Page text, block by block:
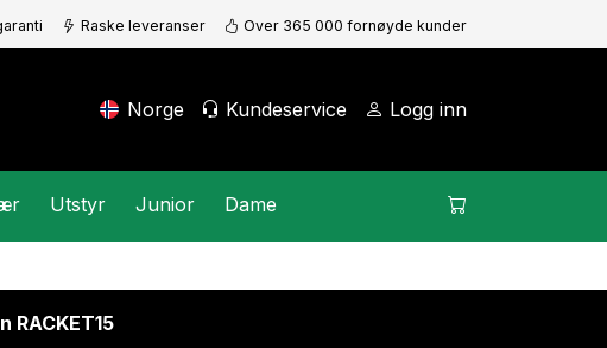
Raske leveranser Over 365 000 fornøyde kunder
Norge Kundeservice Logg inn
Utstyr Junior Dame